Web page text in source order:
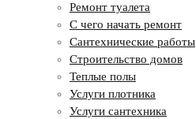
Ремонт туалета
С чего начать ремонт
Сантехнические работы
Строительство домов
Теплые полы
Услуги плотника
Услуги сантехника